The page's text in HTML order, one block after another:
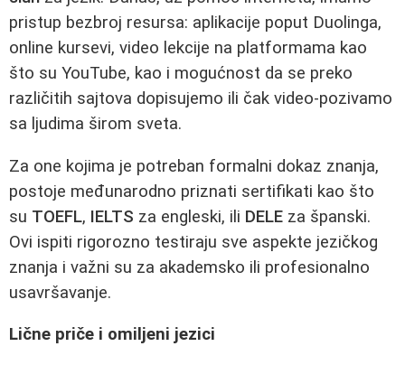
pristup bezbroj resursa: aplikacije poput Duolinga,
online kursevi, video lekcije na platformama kao
što su YouTube, kao i mogućnost da se preko
različitih sajtova dopisujemo ili čak video-pozivamo
sa ljudima širom sveta.
Za one kojima je potreban formalni dokaz znanja,
postoje međunarodno priznati sertifikati kao što
su TOEFL, IELTS za engleski, ili DELE za španski.
Ovi ispiti rigorozno testiraju sve aspekte jezičkog
znanja i važni su za akademsko ili profesionalno
usavršavanje.
Lične priče i omiljeni jezici